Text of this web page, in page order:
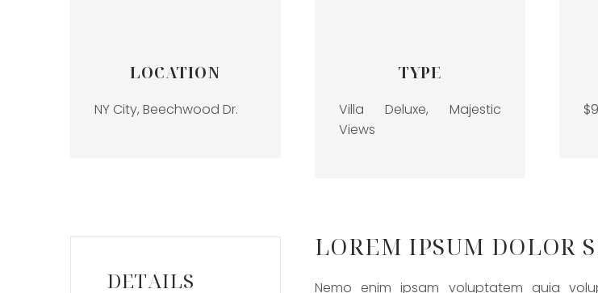
LOCATION
NY City, Beechwood Dr.
TYPE
Villa Deluxe, Majestic
Views
DETAILS
LOREM IPSUM DOLOR
Nemo enim ipsam voluptatem quia